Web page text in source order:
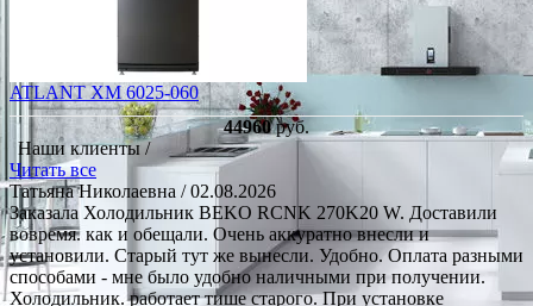
ATLANT ХМ 6025-060
44960руб.
Наши клиенты /
Читать все
Татьяна Николаевна / 02.08.2026
Заказала Холодильник BEKO RCNK 270K20 W. Доставили
вовремя. как и обещали. Очень аккуратно внесли и
установили. Старый тут же вынесли. Удобно. Оплата разными
способами - мне было удобно наличными при получении.
Холодильник. работает тише старого. При установке